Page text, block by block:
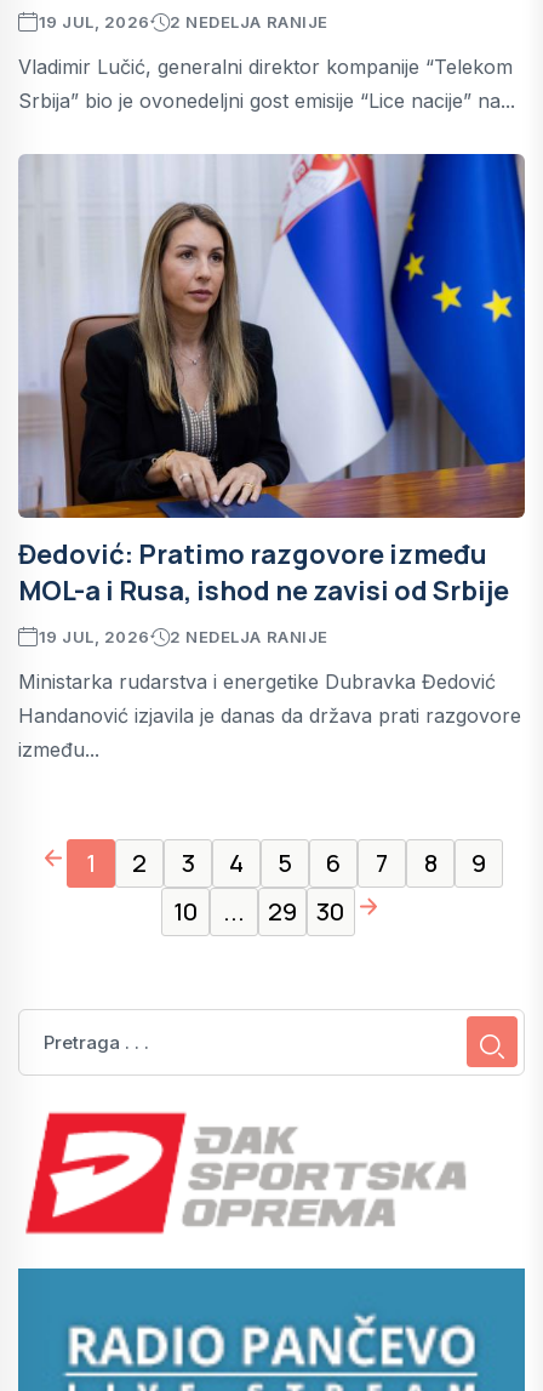
19 JUL, 2026 2 NEDELJA RANIJE
Vladimir Lučić, generalni direktor kompanije “Telekom
Srbija” bio je ovonedeljni gost emisije “Lice nacije” na...
Đedović: Pratimo razgovore između
MOL-a i Rusa, ishod ne zavisi od Srbije
19 JUL, 2026 2 NEDELJA RANIJE
Ministarka rudarstva i energetike Dubravka Đedović
Handanović izjavila je danas da država prati razgovore
između...
page left arrow
1 2 3 4 5 6 7 8
9
10
... 29 30